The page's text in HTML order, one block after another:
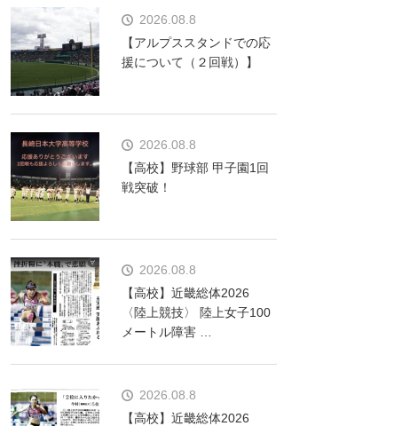
2026.08.8
【アルプススタンドでの応
援について（２回戦）】
2026.08.8
【高校】野球部 甲子園1回
戦突破！
2026.08.8
【高校】近畿総体2026
〈陸上競技〉 陸上女子100
メートル障害 …
2026.08.8
【高校】近畿総体2026